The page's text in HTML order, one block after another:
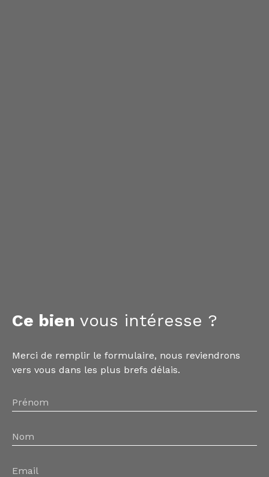
Ce bien vous intéresse ?
Merci de remplir le formulaire, nous reviendrons
vers vous dans les plus brefs délais.
Prénom
Nom
Email